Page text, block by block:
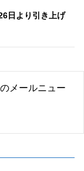
日より引き上げ
メールニュー